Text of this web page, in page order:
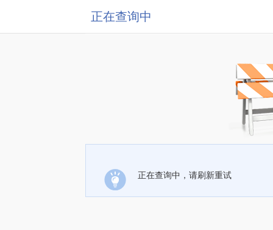
正在查询中
正在查询中，请刷新重试